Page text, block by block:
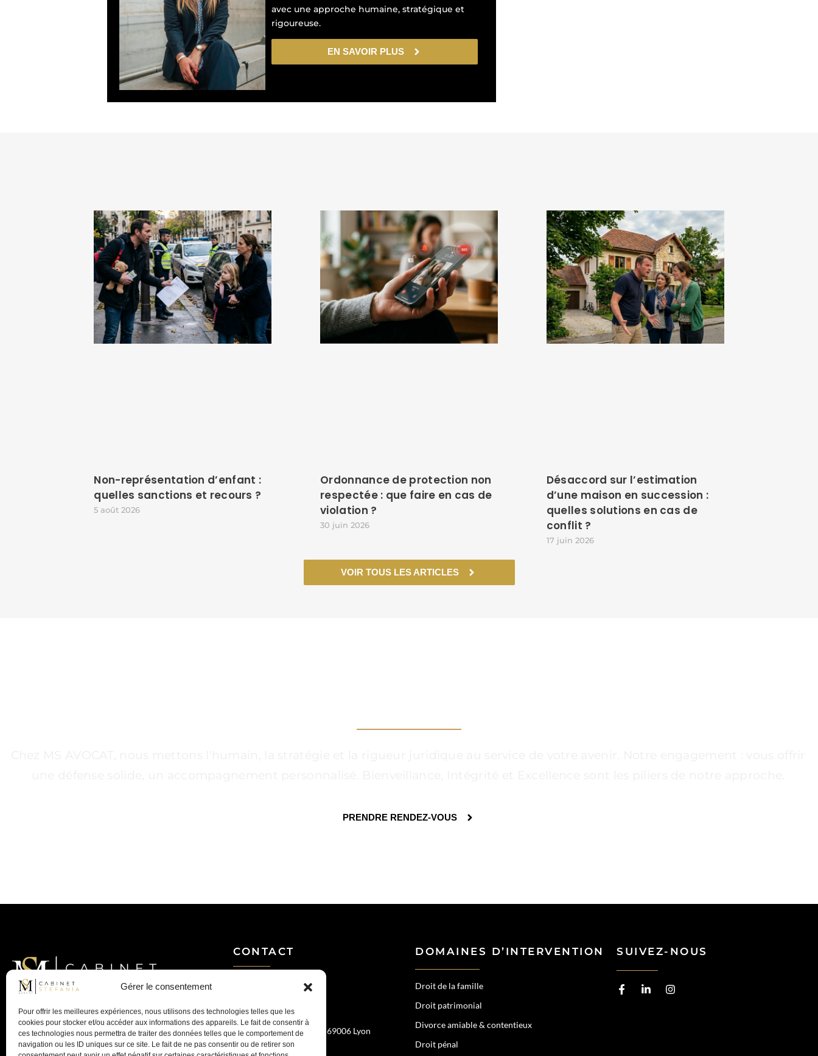
Gérer le consentement
Pour offrir les meilleures expériences, nous utilisons des technologies telles que les
cookies pour stocker et/ou accéder aux informations des appareils. Le fait de consentir à
ces technologies nous permettra de traiter des données telles que le comportement de
navigation ou les ID uniques sur ce site. Le fait de ne pas consentir ou de retirer son
avec une approche humaine, stratégique et
rigoureuse.
EN SAVOIR PLUS
Non-représentation d’enfant :
quelles sanctions et recours ?
5 août 2026
Ordonnance de protection non
respectée : que faire en cas de
violation ?
30 juin 2026
Désaccord sur l’estimation
d’une maison en succession :
quelles solutions en cas de
conflit ?
17 juin 2026
VOIR TOUS LES ARTICLES
PRENDRE RENDEZ-VOUS
MS AVOCAT – Cabinet STEFANIA
Avocat à Lyon – Droit de la famille, du
patrimoine et pénal
CONTACT
04 28 29 77 54
35 Av. Maréchal de Saxe, 69006 Lyon
DOMAINES D’INTERVENTION
Droit de la famille
Droit patrimonial
Divorce amiable & contentieux
Droit pénal
SUIVEZ-NOUS